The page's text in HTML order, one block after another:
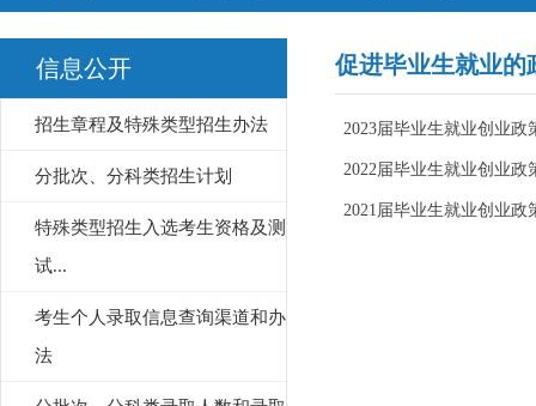
信息公开
招生章程及特殊类型招生办法
分批次、分科类招生计划
特殊类型招生入选考生资格及测
试...
考生个人录取信息查询渠道和办
法
促进毕业生就业的
2023届毕业生就业创业政
2022届毕业生就业创业政
2021届毕业生就业创业政